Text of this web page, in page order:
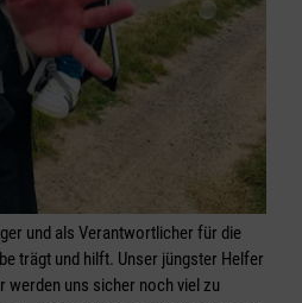
und als Verantwortlicher für die
trägt und hilft. Unser jüngster Helfer
werden uns sicher noch viel zu